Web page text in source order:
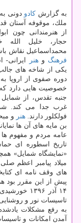
به گزارش كادو دونی
از هنرمندانی چون
حجار، خلیل الله
محمداسماعیل نقاش
فرهنگ وهنر
یكی از شاخه های
دوره صفوی از اروپا
خصوصیت هایی دارد
جنبه تقدس، از
غرب جدا می كند.
فولكلور دارند.هنر و
بن مایه های آن ها
عامه مردم و مفهوم
تاریخ اسطوره ای
«نمایشگاه شمایل»
میلاد پیامبر اعظم
های وقف نامه ای
پیش از این مقرر بود
۱۴ آذر
تاسیسات نور و
به رفع مشكلات